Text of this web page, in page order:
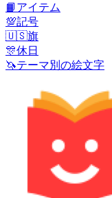
📙 アイテム
💯記号
🇺🇸旗
🎊休日
🦄テーマ別の絵文字